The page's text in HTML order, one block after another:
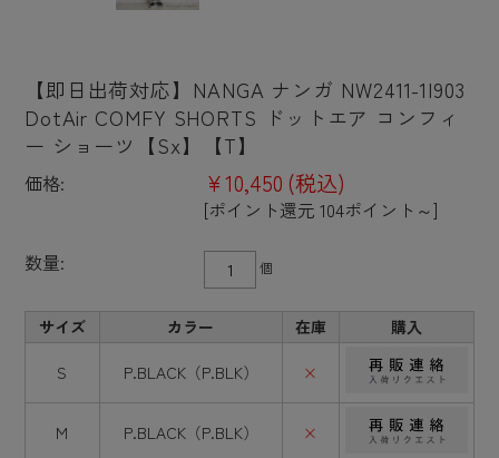
【即日出荷対応】NANGA ナンガ NW2411-1I903
DotAir COMFY SHORTS ドットエア コンフィ
ー ショーツ【Sx】【T】
価格: ¥10,450 (税込)
[ポイント還元 104ポイント～]
数量:
個
サイズ カラー 在庫 購入
S P.BLACK（P.BLK） ×
M P.BLACK（P.BLK） ×